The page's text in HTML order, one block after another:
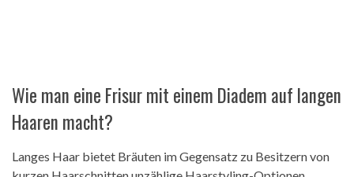
Wie man eine Frisur mit einem Diadem auf langen
Haaren macht?
Langes Haar bietet Bräuten im Gegensatz zu Besitzern von